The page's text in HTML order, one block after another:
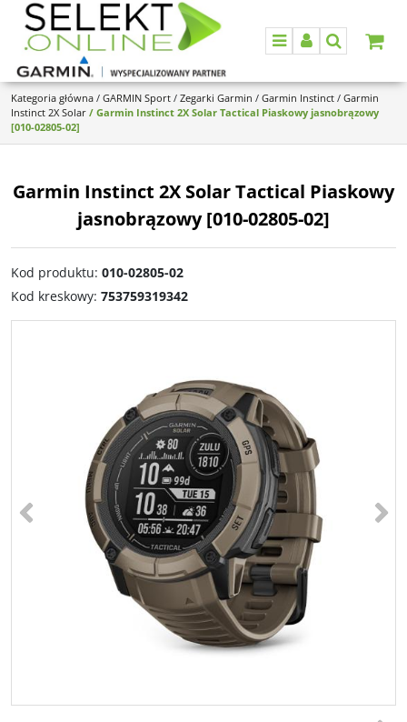
MenuPanelSzukaj
Kategoria główna / GARMIN Sport / Zegarki Garmin / Garmin Instinct / Garmin
Instinct 2X Solar / Garmin Instinct 2X Solar Tactical Piaskowy jasnobrązowy
[010-02805-02]
Garmin Instinct 2X Solar Tactical Piaskowy
jasnobrązowy [010-02805-02]
Kod produktu: 010-02805-02
Kod kreskowy: 753759319342
<